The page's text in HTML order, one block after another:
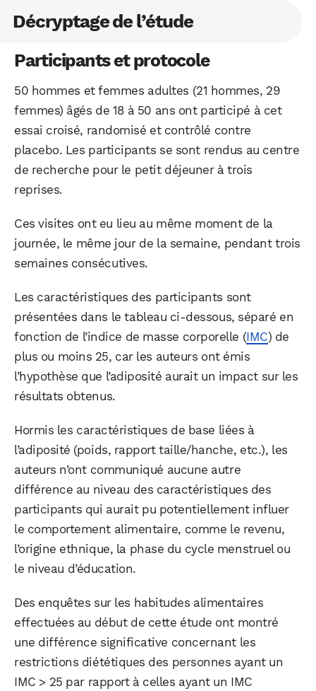
Décryptage de l’étude
Participants et protocole
50 hommes et femmes adultes (21 hommes, 29
femmes) âgés de 18 à 50 ans ont participé à cet
essai croisé, randomisé et contrôlé contre
placebo. Les participants se sont rendus au centre
de recherche pour le petit déjeuner à trois
reprises.
Ces visites ont eu lieu au même moment de la
journée, le même jour de la semaine, pendant trois
semaines consécutives.
Les caractéristiques des participants sont
présentées dans le tableau ci-dessous, séparé en
fonction de l’indice de masse corporelle (IMC) de
plus ou moins 25, car les auteurs ont émis
l’hypothèse que l’adiposité aurait un impact sur les
résultats obtenus.
Hormis les caractéristiques de base liées à
l’adiposité (poids, rapport taille/hanche, etc.), les
auteurs n’ont communiqué aucune autre
différence au niveau des caractéristiques des
participants qui aurait pu potentiellement influer
le comportement alimentaire, comme le revenu,
l’origine ethnique, la phase du cycle menstruel ou
le niveau d’éducation.
Des enquêtes sur les habitudes alimentaires
effectuées au début de cette étude ont montré
une différence significative concernant les
restrictions diététiques des personnes ayant un
IMC > 25 par rapport à celles ayant un IMC